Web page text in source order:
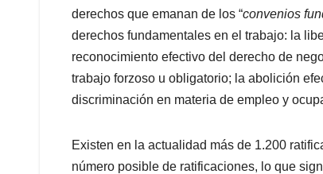
derechos que emanan de los “convenios
derechos fundamentales en el trabajo: la
reconocimiento efectivo del derecho de
trabajo forzoso u obligatorio; la abolición
discriminación en materia de empleo y
Existen en la actualidad más de 1.200
número posible de ratificaciones, lo que